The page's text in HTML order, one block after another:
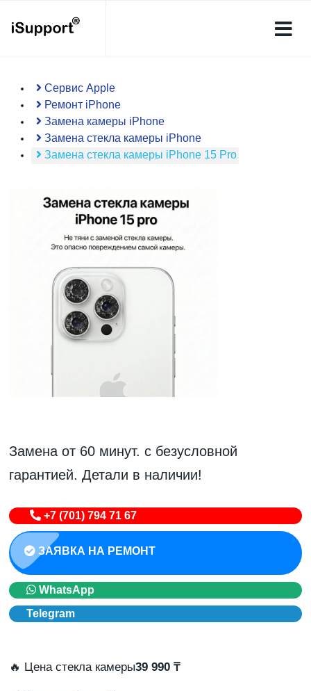
Сервис Apple
Ремонт iPhone
Замена камеры iPhone
Замена стекла камеры iPhone
Замена стекла камеры iPhone 15 Pro
Замена от 60 минут. с безусловной
гарантией. Детали в наличии!
+7 (701) 794 71 67
ЗАЯВКА НА РЕМОНТ
WhatsApp
Telegram
🔥 Цена стекла камеры39 990 ₸